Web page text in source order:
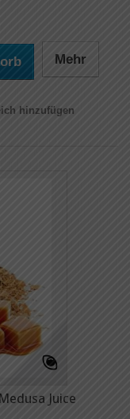
Mehr
hinzufügen
Juice